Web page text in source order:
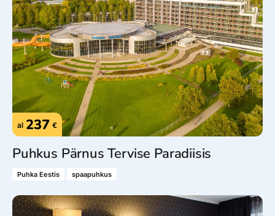
al 237 €
Puhkus Pärnus Tervise Paradiisis
Puhka Eestis spaapuhkus